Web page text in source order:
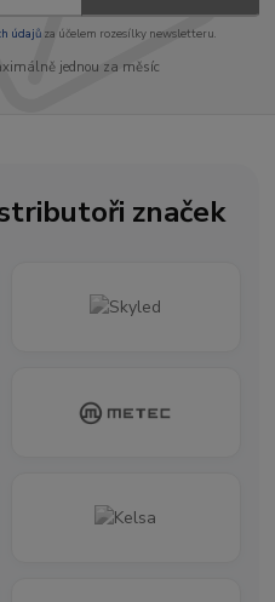
údajůza účelem rozesílky newsletteru.
jednou za měsíc
značek